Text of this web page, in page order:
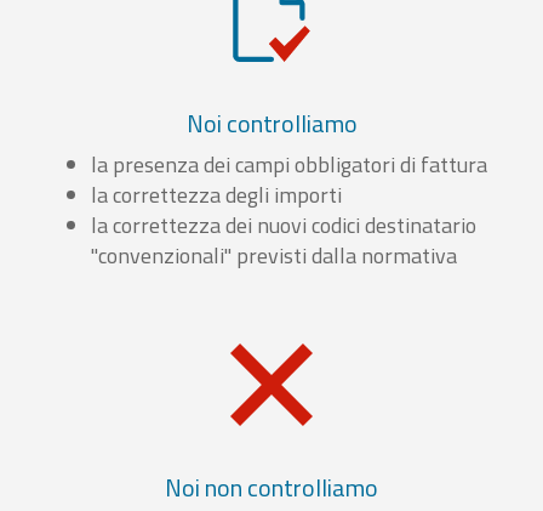
Noi controlliamo
la presenza dei campi obbligatori di fattura
la correttezza degli importi
la correttezza dei nuovi codici destinatario
"convenzionali" previsti dalla normativa
Noi non controlliamo